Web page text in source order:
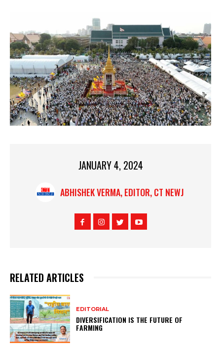
JANUARY 4, 2024
ABHISHEK VERMA, EDITOR, CT NEWJ
RELATED ARTICLES
EDITORIAL
DIVERSIFICATION IS THE FUTURE OF
FARMING